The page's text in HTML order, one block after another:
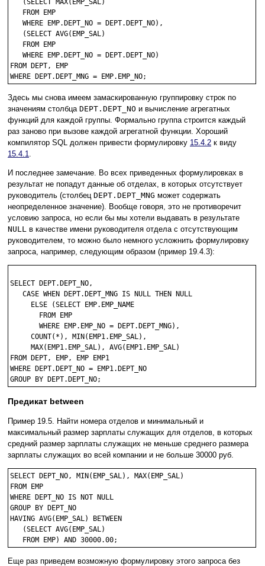
   (SELECT MAX(EMP_SAL)
   FROM EMP
   WHERE EMP.DEPT_NO = DEPT.DEPT_NO),
   (SELECT AVG(EMP_SAL)
   FROM EMP
   WHERE EMP.DEPT_NO = DEPT.DEPT_NO)
FROM DEPT, EMP
Здесь мы снова имеем замаскированную группировку строк по
значениям столбца DEPT.DEPT_NO и вычисление агрегатных
функций для каждой группы. Формально группа строится каждый
раз заново при вызове каждой агрегатной функции. Хороший
компилятор SQL должен привести формулировку 15.4.2 к виду
15.4.1.
И последнее замечание. Во всех приведенных формулировках в
результат не попадут данные об отделах, в которых отсутствует
руководитель (столбец DEPT.DEPT_MNG может содержать
неопределенное значение). Вообще говоря, это не противоречит
условию запроса, но если бы мы хотели выдавать в результате
NULL в качестве имени руководителя отдела с отсутствующим
руководителем, то можно было немного усложнить формулировку
запроса, например, следующим образом (пример 19.4.3):
SELECT DEPT.DEPT_NO,
   CASE WHEN DEPT.DEPT_MNG IS NULL THEN NULL
     ELSE (SELECT EMP.EMP_NAME
       FROM EMP
       WHERE EMP.EMP_NO = DEPT.DEPT_MNG),
     COUNT(*), MIN(EMP1.EMP_SAL),
     MAX(EMP1.EMP_SAL), AVG(EMP1.EMP_SAL)
FROM DEPT, EMP, EMP EMP1
WHERE DEPT.DEPT_NO = EMP1.DEPT_NO
Предикат between
Пример 19.5. Найти номера отделов и минимальный и
максимальный размер зарплаты служащих для отделов, в которых
средний размер зарплаты служащих не меньше среднего размера
зарплаты служащих во всей компании и не больше 30000 руб.
SELECT DEPT_NO, MIN(EMP_SAL), MAX(EMP_SAL)
FROM EMP
WHERE DEPT_NO IS NOT NULL
GROUP BY DEPT_NO
HAVING AVG(EMP_SAL) BETWEEN
   (SELECT AVG(EMP_SAL)
Еще раз приведем возможную формулировку этого запроса без